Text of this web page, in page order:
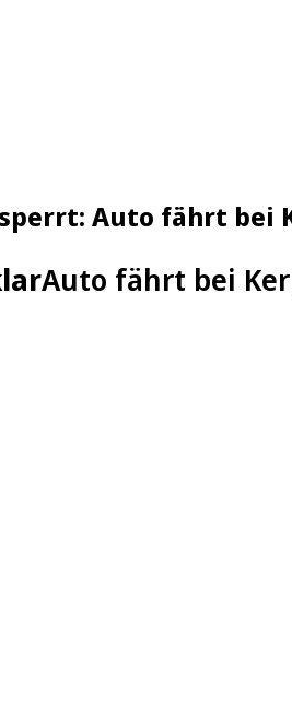
Auto fährt bei
Auto fährt bei